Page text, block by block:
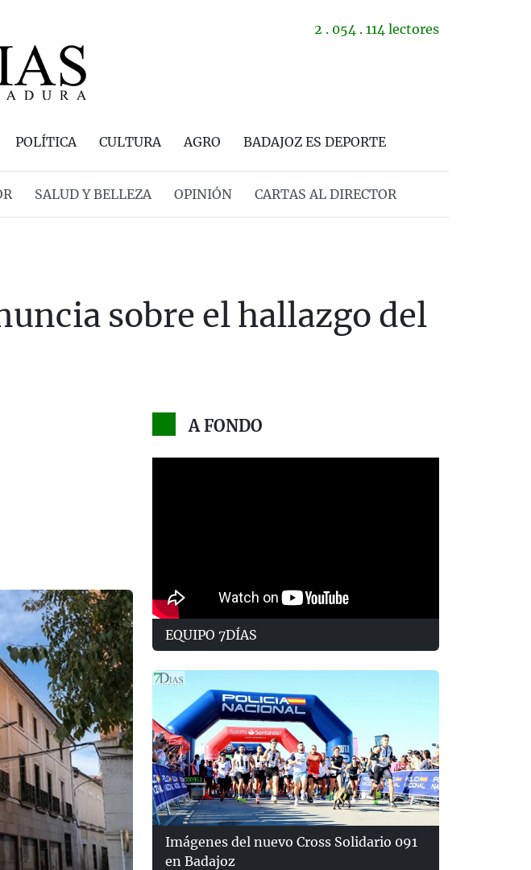
2 . 054 . 114 lectores
POLÍTICA CULTURA AGRO BADAJOZ ES DEPORTE
SALUD Y BELLEZA OPINIÓN CARTAS AL DIRECTOR
sobre el hallazgo del
A FONDO
EQUIPO 7DÍAS
Imágenes del nuevo Cross Solidario 091
en Badajoz